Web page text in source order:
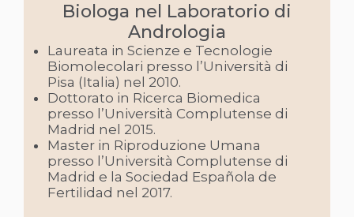
Biologa nel Laboratorio di
Andrologia
Laureata in Scienze e Tecnologie
Biomolecolari presso l’Università di
Pisa (Italia) nel 2010.
Dottorato in Ricerca Biomedica
presso l’Università Complutense di
Madrid nel 2015.
Master in Riproduzione Umana
presso l’Università Complutense di
Madrid e la Sociedad Española de
Fertilidad nel 2017.